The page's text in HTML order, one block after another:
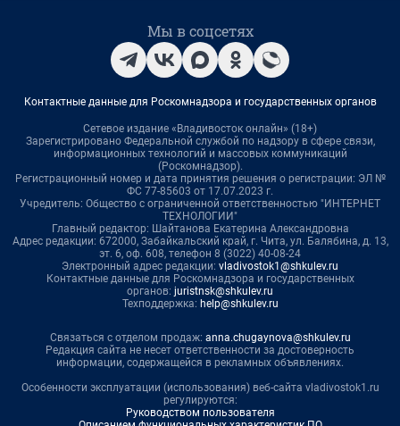
Мы в соцсетях
Контактные данные для Роскомнадзора и государственных органов
Сетевое издание «Владивосток онлайн» (18+)
Зарегистрировано Федеральной службой по надзору в сфере связи,
информационных технологий и массовых коммуникаций
(Роскомнадзор).
Регистрационный номер и дата принятия решения о регистрации: ЭЛ №
ФС 77-85603 от 17.07.2023 г.
Учредитель: Общество с ограниченной ответственностью "ИНТЕРНЕТ
ТЕХНОЛОГИИ"
Главный редактор: Шайтанова Екатерина Александровна
Адрес редакции: 672000, Забайкальский край, г. Чита, ул. Балябина, д. 13,
эт. 6, оф. 608, телефон 8 (3022) 40-08-24
Электронный адрес редакции: vladivostok1@shkulev.ru
Контактные данные для Роскомнадзора и государственных
органов: juristnsk@shkulev.ru
Техподдержка: help@shkulev.ru
Связаться с отделом продаж: anna.chugaynova@shkulev.ru
Редакция сайта не несет ответственности за достоверность
информации, содержащейся в рекламных объявлениях.
Особенности эксплуатации (использования) веб-сайта vladivostok1.ru
регулируются:
Руководством пользователя